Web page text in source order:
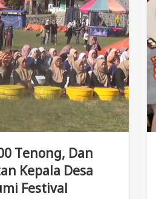
Tenong, Dan
Kepala Desa
Festival